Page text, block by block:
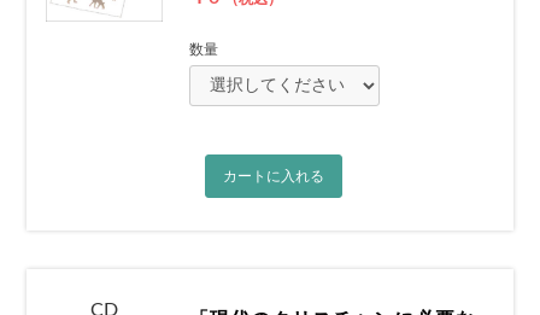
数量
カートに入れる
CD